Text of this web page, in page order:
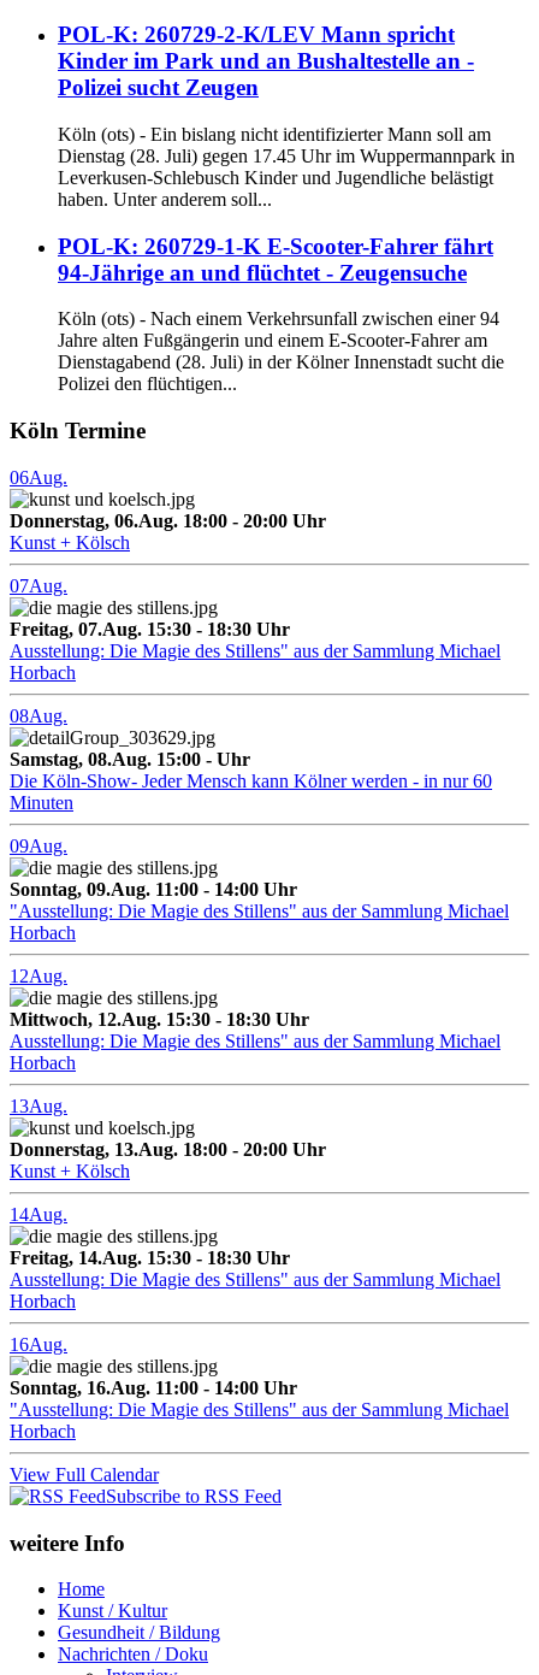
POL-K: 260729-2-K/LEV Mann spricht
Kinder im Park und an Bushaltestelle an -
Polizei sucht Zeugen
Köln (ots) - Ein bislang nicht identifizierter Mann soll am
Dienstag (28. Juli) gegen 17.45 Uhr im Wuppermannpark in
Leverkusen-Schlebusch Kinder und Jugendliche belästigt
haben. Unter anderem soll...
POL-K: 260729-1-K E-Scooter-Fahrer fährt
94-Jährige an und flüchtet - Zeugensuche
Köln (ots) - Nach einem Verkehrsunfall zwischen einer 94
Jahre alten Fußgängerin und einem E-Scooter-Fahrer am
Dienstagabend (28. Juli) in der Kölner Innenstadt sucht die
Polizei den flüchtigen...
Köln Termine
06Aug.
Donnerstag, 06.Aug. 18:00 - 20:00 Uhr
Kunst + Kölsch
07Aug.
Freitag, 07.Aug. 15:30 - 18:30 Uhr
Ausstellung: Die Magie des Stillens" aus der Sammlung Michael
Horbach
08Aug.
Samstag, 08.Aug. 15:00 - Uhr
Die Köln-Show- Jeder Mensch kann Kölner werden - in nur 60
Minuten
09Aug.
Sonntag, 09.Aug. 11:00 - 14:00 Uhr
"Ausstellung: Die Magie des Stillens" aus der Sammlung Michael
Horbach
12Aug.
Mittwoch, 12.Aug. 15:30 - 18:30 Uhr
Ausstellung: Die Magie des Stillens" aus der Sammlung Michael
Horbach
13Aug.
Donnerstag, 13.Aug. 18:00 - 20:00 Uhr
Kunst + Kölsch
14Aug.
Freitag, 14.Aug. 15:30 - 18:30 Uhr
Ausstellung: Die Magie des Stillens" aus der Sammlung Michael
Horbach
16Aug.
Sonntag, 16.Aug. 11:00 - 14:00 Uhr
"Ausstellung: Die Magie des Stillens" aus der Sammlung Michael
Horbach
View Full Calendar
Subscribe to RSS Feed
weitere Info
Home
Kunst / Kultur
Gesundheit / Bildung
Nachrichten / Doku